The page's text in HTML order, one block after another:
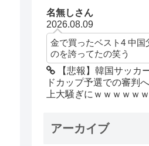
名無しさん
2026.08.09
金で買ったベスト4 中国
のを誇ってたの笑う
【悲報】韓国サッカ
ドカップ予選での審判
上大騒ぎにｗｗｗｗｗ
アーカイブ